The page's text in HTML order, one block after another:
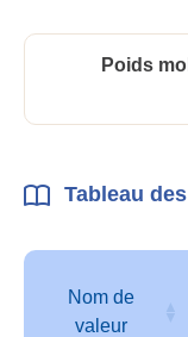
Poids
Tableau
Nom de
valeur